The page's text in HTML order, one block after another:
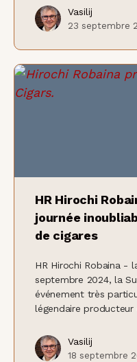
Vasilij
23 septembre
HR Hirochi
journée
de cigares
HR Hirochi Robaina -
septembre 2024, la
événement très
légendaire
Vasilij
18 septembre